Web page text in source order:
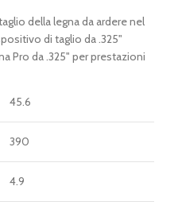
della legna da ardere nel
di taglio da .325"
Pro da .325" per prestazioni
45.6
390
4.9